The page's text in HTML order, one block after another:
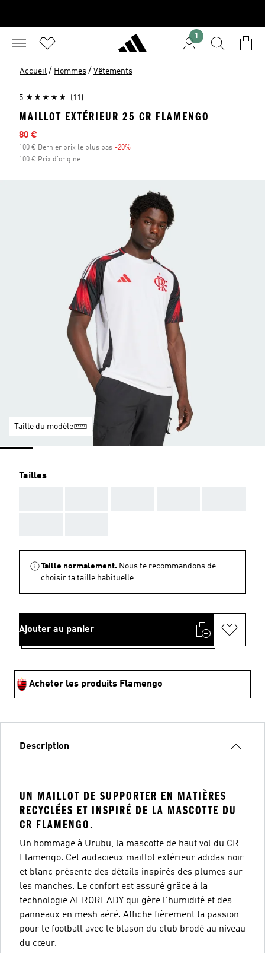
1
Accueil / Hommes / Vêtements
5 (11)
MAILLOT EXTÉRIEUR 25 CR FLAMENGO
Prix en promo
80 €
100 € Dernier prix le plus bas -20%
100 € Prix d'origine
Taille du modèle
Tailles
Taille normalement. Nous te recommandons de
choisir ta taille habituelle.
Ajouter au panier
Acheter les produits Flamengo
Description
UN MAILLOT DE SUPPORTER EN MATIÈRES
RECYCLÉES ET INSPIRÉ DE LA MASCOTTE DU
CR FLAMENGO.
Un hommage à Urubu, la mascotte de haut vol du CR
Flamengo. Cet audacieux maillot extérieur adidas noir
et blanc présente des détails inspirés des plumes sur
les manches. Le confort est assuré grâce à la
technologie AEROREADY qui gère l'humidité et des
panneaux en mesh aéré. Affiche fièrement ta passion
pour le football avec le blason du club brodé au niveau
du cœur.